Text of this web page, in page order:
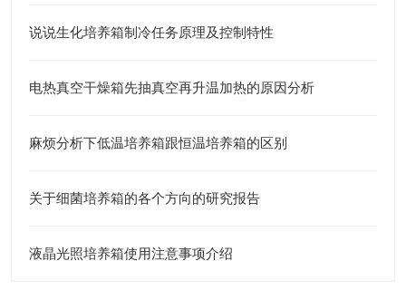
说说生化培养箱制冷任务原理及控制特性
电热真空干燥箱先抽真空再升温加热的原因分析
麻烦分析下低温培养箱跟恒温培养箱的区别
关于细菌培养箱的各个方向的研究报告
液晶光照培养箱使用注意事项介绍